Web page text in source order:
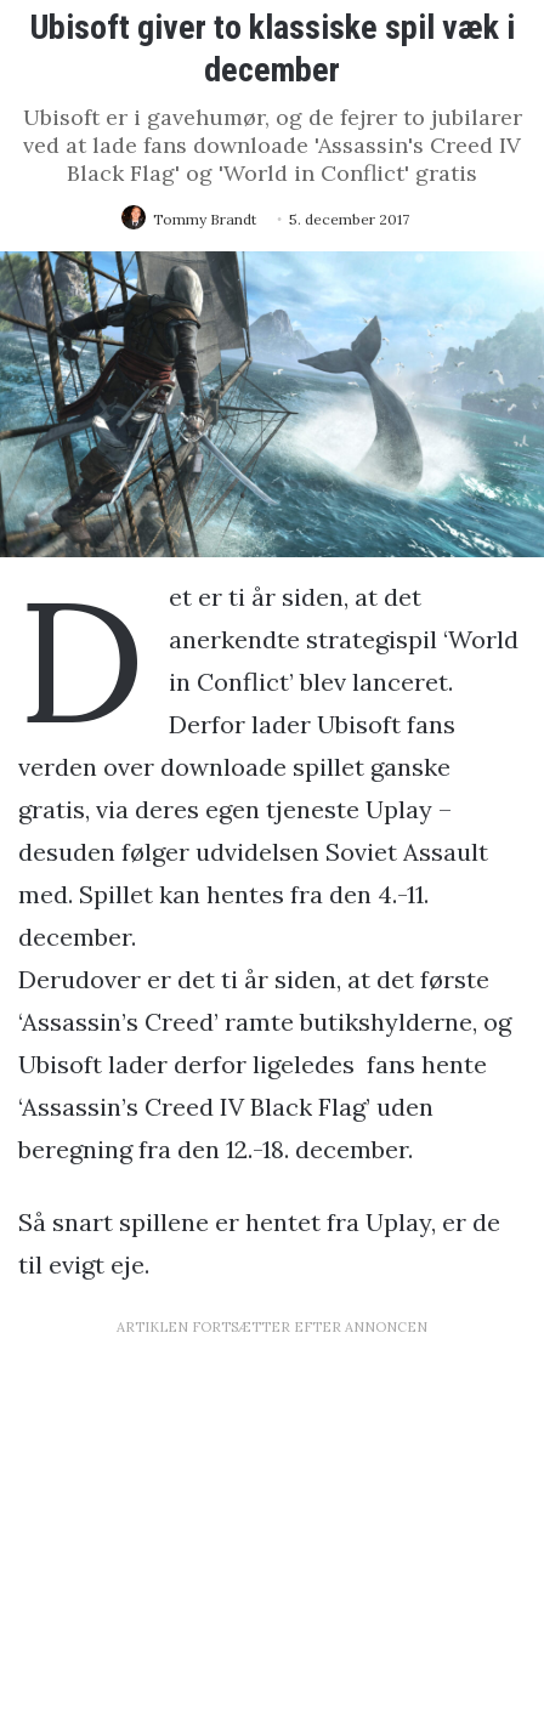
Ubisoft giver to klassiske spil væk i
december
Ubisoft er i gavehumør, og de fejrer to jubilarer
ved at lade fans downloade 'Assassin's Creed IV
Black Flag' og 'World in Conflict' gratis
Tommy Brandt 5. december 2017
D
et er ti år siden, at det
anerkendte strategispil ‘World
in Conflict’ blev lanceret.
Derfor lader Ubisoft fans
verden over downloade spillet ganske
gratis, via deres egen tjeneste Uplay –
desuden følger udvidelsen Soviet Assault
med. Spillet kan hentes fra den 4.-11.
december.
Derudover er det ti år siden, at det første
‘Assassin’s Creed’ ramte butikshylderne, og
Ubisoft lader derfor ligeledes fans hente
‘Assassin’s Creed IV Black Flag’ uden
beregning fra den 12.-18. december.
Så snart spillene er hentet fra Uplay, er de
til evigt eje.
ARTIKLEN FORTSÆTTER EFTER ANNONCEN